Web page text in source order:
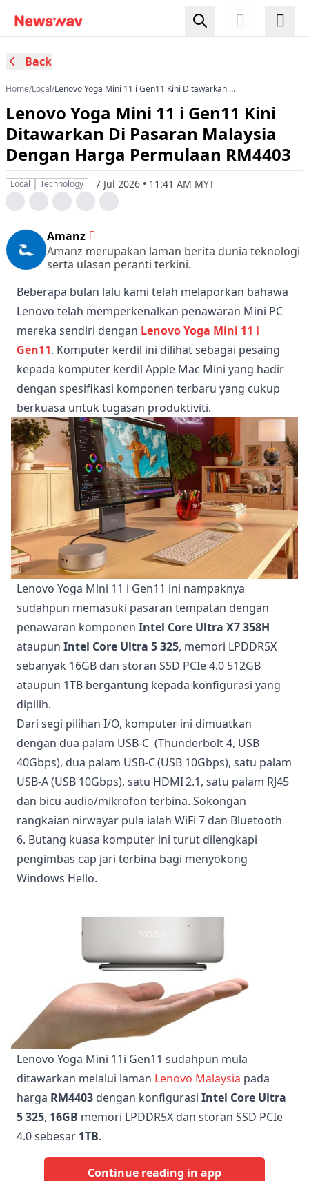
Back
Home/Local/Lenovo Yoga Mini 11 i Gen11 Kini Ditawarkan Di
RM4403
Lenovo Yoga Mini 11 i Gen11 Kini
Ditawarkan Di Pasaran Malaysia
Dengan Harga Permulaan RM4403
Local Technology 7 Jul 2026 • 11:41 AM MYT
Amanz
Amanz merupakan laman berita dunia teknologi
serta ulasan peranti terkini.
Beberapa bulan lalu kami telah melaporkan bahawa
Lenovo telah memperkenalkan penawaran Mini PC
mereka sendiri dengan Lenovo Yoga Mini 11 i
Gen11. Komputer kerdil ini dilihat sebagai pesaing
kepada komputer kerdil Apple Mac Mini yang hadir
dengan spesifikasi komponen terbaru yang cukup
berkuasa untuk tugasan produktiviti.
Lenovo Yoga Mini 11 i Gen11 ini nampaknya
sudahpun memasuki pasaran tempatan dengan
penawaran komponen Intel Core Ultra X7 358H
ataupun Intel Core Ultra 5 325, memori LPDDR5X
sebanyak 16GB dan storan SSD PCIe 4.0 512GB
ataupun 1TB bergantung kepada konfigurasi yang
dipilih.
Dari segi pilihan I/O, komputer ini dimuatkan
dengan dua palam USB-C (Thunderbolt 4, USB
40Gbps), dua palam USB-C(USB 10Gbps), satu palam
USB-A (USB 10Gbps), satu HDMI 2.1, satu palam RJ45
dan bicu audio/mikrofon terbina. Sokongan
rangkaian nirwayar pula ialah WiFi 7 dan Bluetooth
6. Butang kuasa komputer ini turut dilengkapi
pengimbas cap jari terbina bagi menyokong
Windows Hello.
Lenovo Yoga Mini 11i Gen11 sudahpun mula
ditawarkan melalui laman Lenovo Malaysia pada
harga RM4403 dengan konfigurasi Intel Core Ultra
5 325, 16GB memori LPDDR5X dan storan SSD PCIe
4.0 sebesar 1TB.
Continue reading in app